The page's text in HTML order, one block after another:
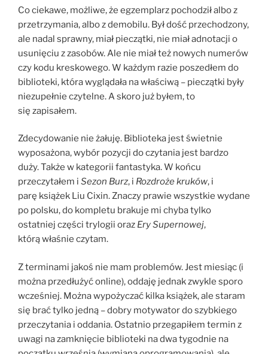
Co ciekawe, możliwe, że egzemplarz pochodził albo z
przetrzymania, albo z demobilu. Był dość przechodzony,
ale nadal sprawny, miał pieczątki, nie miał adnotacji o
usunięciu z zasobów. Ale nie miał też nowych numerów
czy kodu kreskowego. W każdym razie poszedłem do
biblioteki, która wyglądała na właściwą – pieczątki były
niezupełnie czytelne. A skoro już byłem, to
się zapisałem.
Zdecydowanie nie żałuję. Biblioteka jest świetnie
wyposażona, wybór pozycji do czytania jest bardzo
duży. Także w kategorii fantastyka. W końcu
przeczytałem i Sezon Burz, i Rozdroże kruków, i
parę książek Liu Cixin. Znaczy prawie wszystkie wydane
po polsku, do kompletu brakuje mi chyba tylko
ostatniej części trylogii oraz Ery Supernowej,
którą właśnie czytam.
Z terminami jakoś nie mam problemów. Jest miesiąc (i
można przedłużyć online), oddaję jednak zwykle sporo
wcześniej. Można wypożyczać kilka książek, ale staram
się brać tylko jedną – dobry motywator do szybkiego
przeczytania i oddania. Ostatnio przegapiłem termin z
uwagi na zamknięcie biblioteki na dwa tygodnie na